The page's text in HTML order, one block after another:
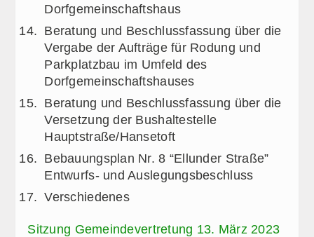
Dorfgemeinschaftshaus
Beratung und Beschlussfassung über die
Vergabe der Aufträge für Rodung und
Parkplatzbau im Umfeld des
Dorfgemeinschaftshauses
Beratung und Beschlussfassung über die
Versetzung der Bushaltestelle
Hauptstraße/Hansetoft
Bebauungsplan Nr. 8 “Ellunder Straße”
Entwurfs- und Auslegungsbeschluss
Verschiedenes
Sitzung Gemeindevertretung 13. März 2023